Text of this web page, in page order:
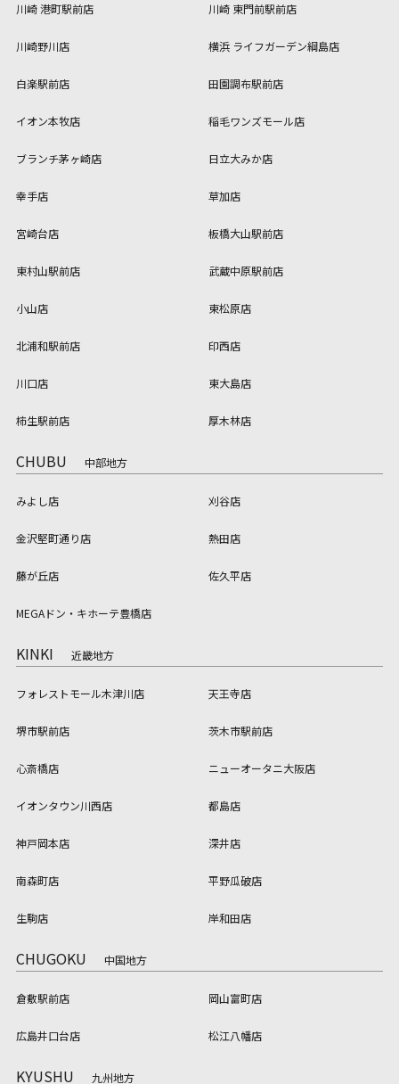
川崎 港町駅前店 川崎 東門前駅前店
川崎野川店 横浜 ライフガーデン綱島店
白楽駅前店 田園調布駅前店
イオン本牧店 稲毛ワンズモール店
ブランチ茅ヶ崎店 日立大みか店
幸手店 草加店
宮崎台店 板橋大山駅前店
東村山駅前店 武蔵中原駅前店
小山店 東松原店
北浦和駅前店 印西店
川口店 東大島店
柿生駅前店 厚木林店
CHUBU 中部地方
みよし店 刈谷店
金沢堅町通り店 熱田店
藤が丘店 佐久平店
MEGAドン・キホーテ豊橋店
KINKI 近畿地方
フォレストモール木津川店 天王寺店
堺市駅前店 茨木市駅前店
心斎橋店 ニューオータニ大阪店
イオンタウン川西店 都島店
神戸岡本店 深井店
南森町店 平野瓜破店
生駒店 岸和田店
CHUGOKU 中国地方
倉敷駅前店 岡山富町店
広島井口台店 松江八幡店
KYUSHU 九州地方